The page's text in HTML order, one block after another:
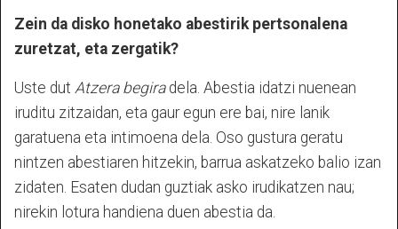
Zein da disko honetako abestirik pertsonalena
zuretzat, eta zergatik?
Uste dut Atzera begira dela. Abestia idatzi nuenean
iruditu zitzaidan, eta gaur egun ere bai, nire lanik
garatuena eta intimoena dela. Oso gustura geratu
nintzen abestiaren hitzekin, barrua askatzeko balio izan
zidaten. Esaten dudan guztiak asko irudikatzen nau;
nirekin lotura handiena duen abestia da.